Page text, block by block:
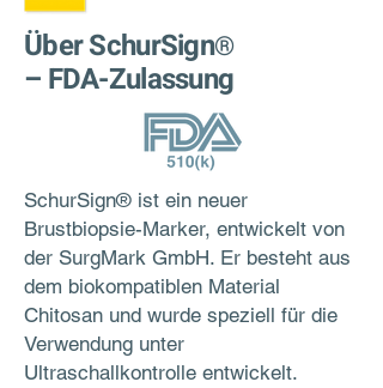
Über SchurSign®
– FDA-Zulassung
SchurSign® ist ein neuer
Brustbiopsie-Marker, entwickelt von
der SurgMark GmbH. Er besteht aus
dem biokompatiblen Material
Chitosan und wurde speziell für die
Verwendung unter
Ultraschallkontrolle entwickelt.